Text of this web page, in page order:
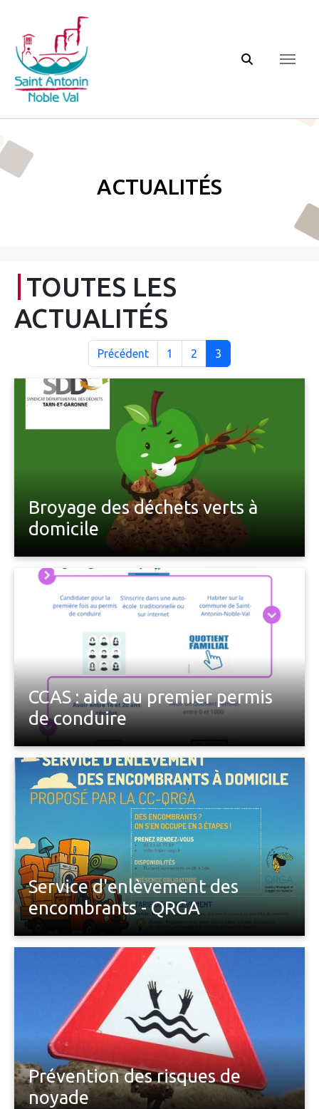
Actualités
TOUTES LES
ACTUALITÉS
Précédent 1 2 3
Broyage des déchets verts à
domicile
Après une longue attente, le voici enfin ! Le service
broyage à domicile du SDD82 des végétaux est
enfin opérationnel.
CCAS : aide au premier permis
de conduire
A compter de cet été, le CCAS propose une aide
financière pour tous les jeunes Saint-Antoninois
inscrits pour la première fois à l’examen du permis
de conduire B, A1 ou A2, âgés de 16 à 20 ans
révolus, sous condition de ressources (QF entre 0-
Service d'enlèvement des
encombrants - QRGA
Vous trouverez dans le dépliant ci-joint édité par la
Communauté de Communes QRGA toutes les infos
concernant leur service d'enlèvement des
encombrants.
Prévention des risques de
noyade